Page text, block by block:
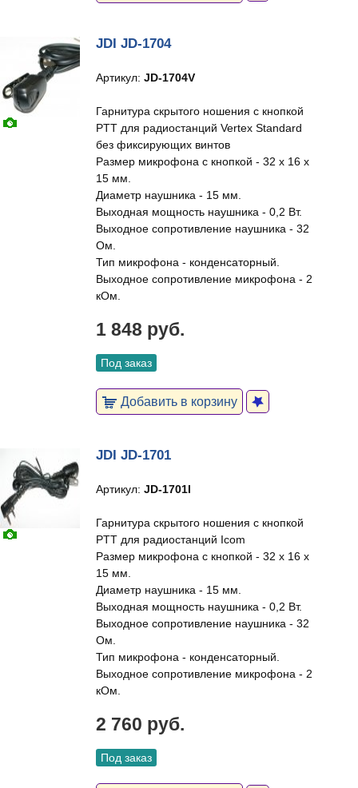
JDI JD-1704
Артикул: JD-1704V
Гарнитура скрытого ношения с кнопкой
PTT для радиостанций Vertex Standard
без фиксирующих винтов
Размер микрофона с кнопкой - 32 х 16 х
15 мм.
Диаметр наушника - 15 мм.
Выходная мощность наушника - 0,2 Вт.
Выходное сопротивление наушника - 32
Ом.
Тип микрофона - конденсаторный.
Выходное сопротивление микрофона - 2
кОм.
1 848 руб.
Под заказ
Добавить в корзину
JDI JD-1701
Артикул: JD-1701I
Гарнитура скрытого ношения с кнопкой
PTT для радиостанций Icom
Размер микрофона с кнопкой - 32 х 16 х
15 мм.
Диаметр наушника - 15 мм.
Выходная мощность наушника - 0,2 Вт.
Выходное сопротивление наушника - 32
Ом.
Тип микрофона - конденсаторный.
Выходное сопротивление микрофона - 2
кОм.
2 760 руб.
Под заказ